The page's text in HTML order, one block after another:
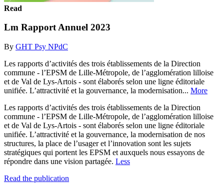
Read
Lm Rapport Annuel 2023
By GHT Psy NPdC
Les rapports d’activités des trois établissements de la Direction
commune - l’EPSM de Lille-Métropole, de l’agglomération lilloise
et de Val de Lys-Artois - sont élaborés selon une ligne éditoriale
unifiée. L’attractivité et la gouvernance, la modernisation... More
Les rapports d’activités des trois établissements de la Direction
commune - l’EPSM de Lille-Métropole, de l’agglomération lilloise
et de Val de Lys-Artois - sont élaborés selon une ligne éditoriale
unifiée. L’attractivité et la gouvernance, la modernisation de nos
structures, la place de l’usager et l’innovation sont les sujets
stratégiques qui portent les EPSM et auxquels nous essayons de
répondre dans une vision partagée. Less
Read the publication